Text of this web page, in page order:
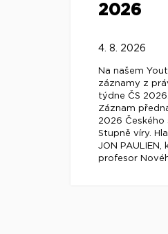
2026
4. 8. 2026
Na našem
záznamy z
týdne ČS 2026.
Záznam
2026 Českého
Stupně víry.
JON
profesor